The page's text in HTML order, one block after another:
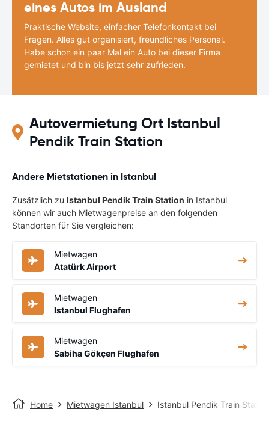
eines Autos im Ausland
Praktische Website, einfacher Telefonkontakt bei
Fragen. Alles gut organisiert, freundliches Personal.
Habe schon ein paar Mal ein Auto bei dieser Firma
gemietet und bin bis jetzt sehr zufrieden.
Autovermietung Ort Istanbul
Pendik Train Station
Andere Mietstationen in Istanbul
Zusätzlich zu Istanbul Pendik Train Station in Istanbul
können wir auch Mietwagenpreise an den folgenden
Standorten für Sie vergleichen:
Mietwagen
Atatürk Airport
Mietwagen
Istanbul Flughafen
Mietwagen
Sabiha Gökçen Flughafen
Home Mietwagen Istanbul Istanbul Pendik Train Station